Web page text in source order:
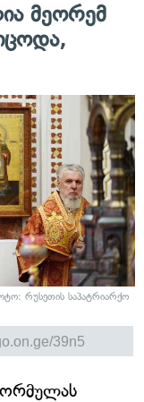
მეორემ
რუსეთის საპატრიარქო